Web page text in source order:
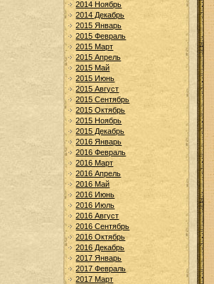
2014 Ноябрь
2014 Декабрь
2015 Январь
2015 Февраль
2015 Март
2015 Апрель
2015 Май
2015 Июнь
2015 Август
2015 Сентябрь
2015 Октябрь
2015 Ноябрь
2015 Декабрь
2016 Январь
2016 Февраль
2016 Март
2016 Апрель
2016 Май
2016 Июнь
2016 Июль
2016 Август
2016 Сентябрь
2016 Октябрь
2016 Декабрь
2017 Январь
2017 Февраль
2017 Март